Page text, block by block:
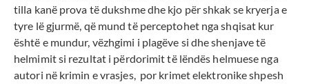
tilla kanë prova të dukshme dhe kjo për shkak se kryerja e
tyre lë gjurmë, që mund të perceptohet nga shqisat kur
është e mundur, vëzhgimi i plagëve si dhe shenjave të
helmimit si rezultat i përdorimit të lëndës helmuese nga
autori në krimin e vrasjes, por krimet elektronike shpesh